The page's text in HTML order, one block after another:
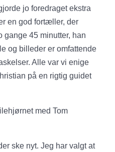
jo foredraget ekstra
en god fortæller, der
gange 45 minutter, han
og billeder er omfattende
Alle var vi enige
på en rigtig guidet
med Tom
ske nyt. Jeg har valgt at